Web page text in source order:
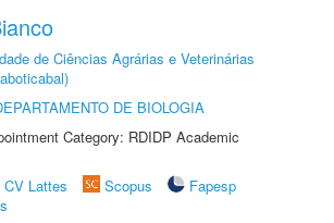
de Ciências Agrárias e Veterinárias
DE BIOLOGIA
Category: RDIDP Academic
CV Lattes Scopus
Fapesp